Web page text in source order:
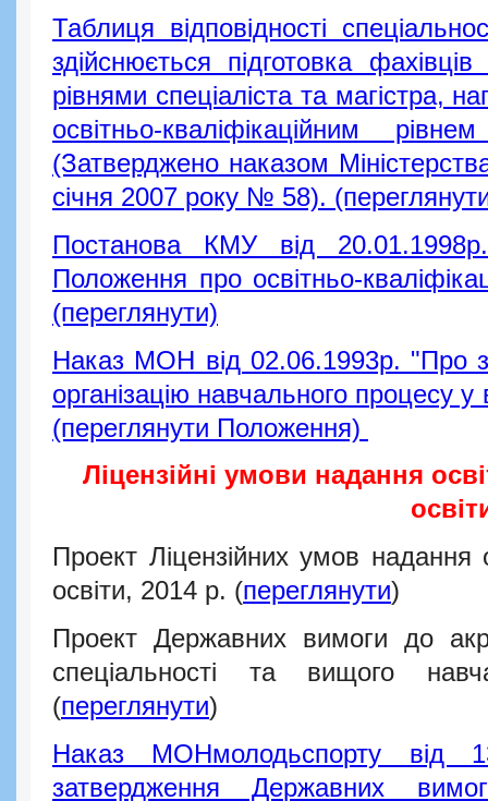
Таблиця відповідності
здійснюється підготовка
рівнями спеціаліста та магістра,
освітньо-кваліфікаційним
(Затверджено наказом
січня 2007 року № 58).
Постанова КМУ від
Положення про освітньо-
(переглянути)
Наказ МОН від 02.06.1993р. "Про
організацію навчального процесу
(переглянути Положення)
Ліцензійні умови надання
Проект Ліцензійних умов надання
освіти, 2014 р. (переглянути)
Проект Державних вимоги до
спеціальності та вищого
(переглянути)
Наказ МОНмолодьспорту
затвердження Державних